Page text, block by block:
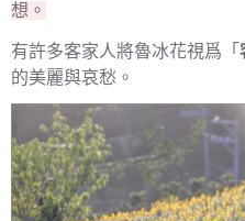
想。
有許多客家人將魯冰花視爲「
的美麗與哀愁。